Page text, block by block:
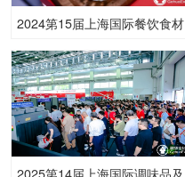
2024第15届上海国际餐饮食材